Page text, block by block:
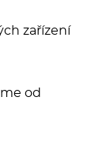
zařízení
od